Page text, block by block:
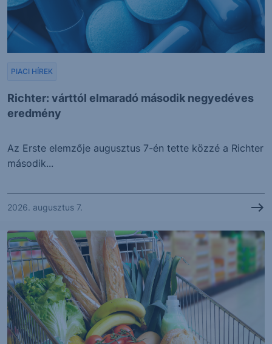
Richter: várttól elmaradó második negyedéves
eredmény
PIACI HÍREK
Az Erste elemzője augusztus 7-én tette közzé a Richter
második...
2026. augusztus 7.